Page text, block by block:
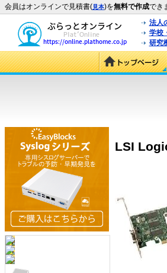
会員はオンラインで見積書(見本)を無料で作成でき
法人
学校
研究
LSI